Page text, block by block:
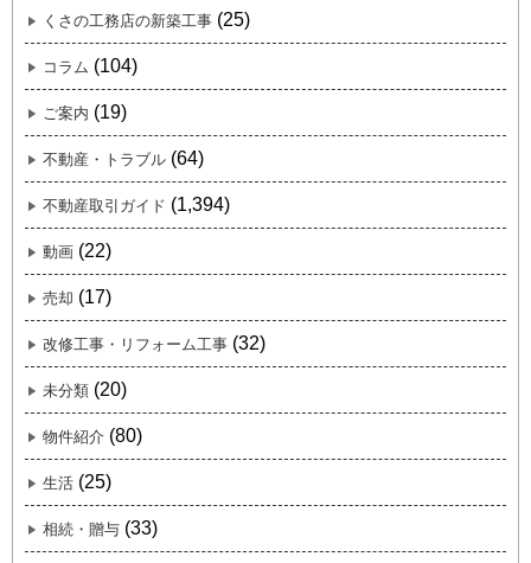
くさの工務店の新築工事 (25)
コラム (104)
ご案内 (19)
不動産・トラブル (64)
不動産取引ガイド (1,394)
動画 (22)
売却 (17)
改修工事・リフォーム工事 (32)
未分類 (20)
物件紹介 (80)
生活 (25)
相続・贈与 (33)